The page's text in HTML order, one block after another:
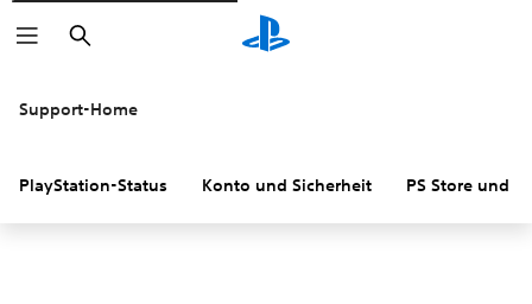
Suchen
Support-Home
PlayStation-Status Konto und Sicherheit PS Store und